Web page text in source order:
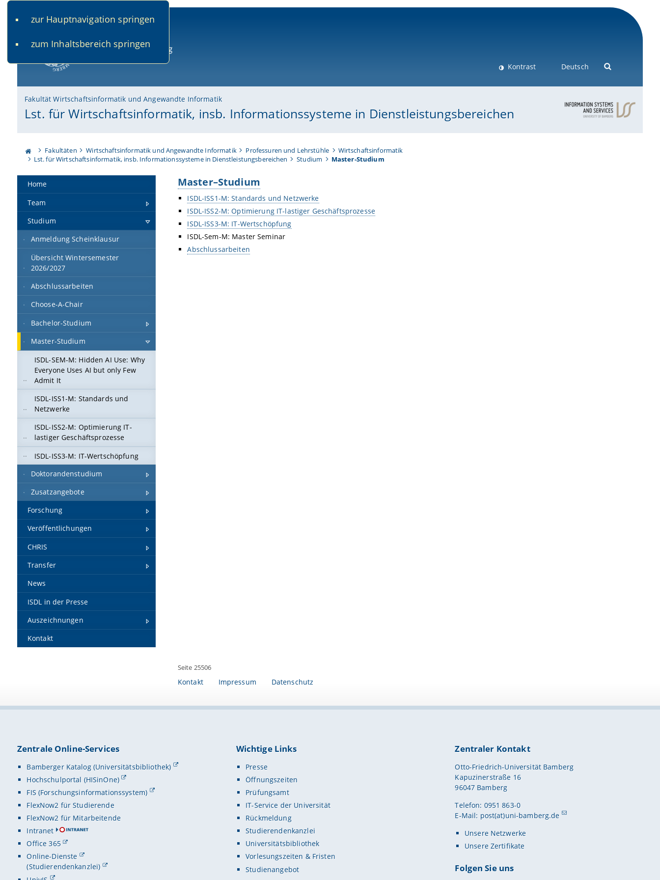
zur Hauptnavigation springen
zum Inhaltsbereich springen
Kontrast Deutsch
Fakultät Wirtschaftsinformatik und Angewandte Informatik
Lst. für Wirtschaftsinformatik, insb. Informationssysteme in Dienstleistungsbereichen
Fakultäten Wirtschaftsinformatik und Angewandte Informatik Professuren und Lehrstühle
Wirtschaftsinformatik
Lst. für Wirtschaftsinformatik, insb. Informationssysteme in Dienstleistungsbereichen
Studium Master-Studium
Home
Team
Studium
Anmeldung Scheinklausur
Übersicht Wintersemester
2026/2027
Abschlussarbeiten
Choose-A-Chair
Bachelor-Studium
Master-Studium
ISDL-SEM-M: Hidden AI Use: Why
Everyone Uses AI but only Few
Admit It
ISDL-ISS1-M: Standards und
Netzwerke
ISDL-ISS2-M: Optimierung IT-
lastiger Geschäftsprozesse
ISDL-ISS3-M: IT-Wertschöpfung
Doktorandenstudium
Zusatzangebote
Forschung
Veröffentlichungen
CHRIS
Transfer
News
ISDL in der Presse
Auszeichnungen
Kontakt
Master–Studium
ISDL-ISS1-M: Standards und Netzwerke
ISDL-ISS2-M: Optimierung IT-lastiger Geschäftsprozesse
ISDL-ISS3-M: IT-Wertschöpfung
ISDL-Sem-M: Master Seminar
Abschlussarbeiten
Seite 25506
Kontakt Impressum Datenschutz
Zentrale Online-Services
Bamberger Katalog (Universitätsbibliothek)
Hochschulportal (HISinOne)
FIS (Forschungsinformationssystem)
FlexNow2 für Studierende
FlexNow2 für Mitarbeitende
Intranet
Office 365
Online-Dienste
(Studierendenkanzlei)
Wichtige Links
Presse
Öffnungszeiten
Prüfungsamt
IT-Service der Universität
Rückmeldung
Studierendenkanzlei
Universitätsbibliothek
Vorlesungszeiten & Fristen
Studienangebot
Zentraler Kontakt
Otto-Friedrich-Universität Bamberg
Kapuzinerstraße 16
96047 Bamberg
Telefon: 0951 863-0
E-Mail: post(at)uni-bamberg.de
Unsere Netzwerke
Unsere Zertifikate
Folgen Sie uns